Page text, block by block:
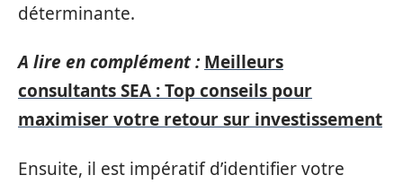
déterminante.
A lire en complément : Meilleurs
consultants SEA : Top conseils pour
maximiser votre retour sur investissement
Ensuite, il est impératif d’identifier votre